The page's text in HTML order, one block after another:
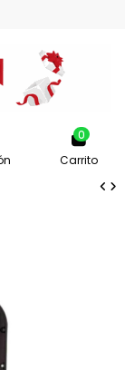
0
Carrito